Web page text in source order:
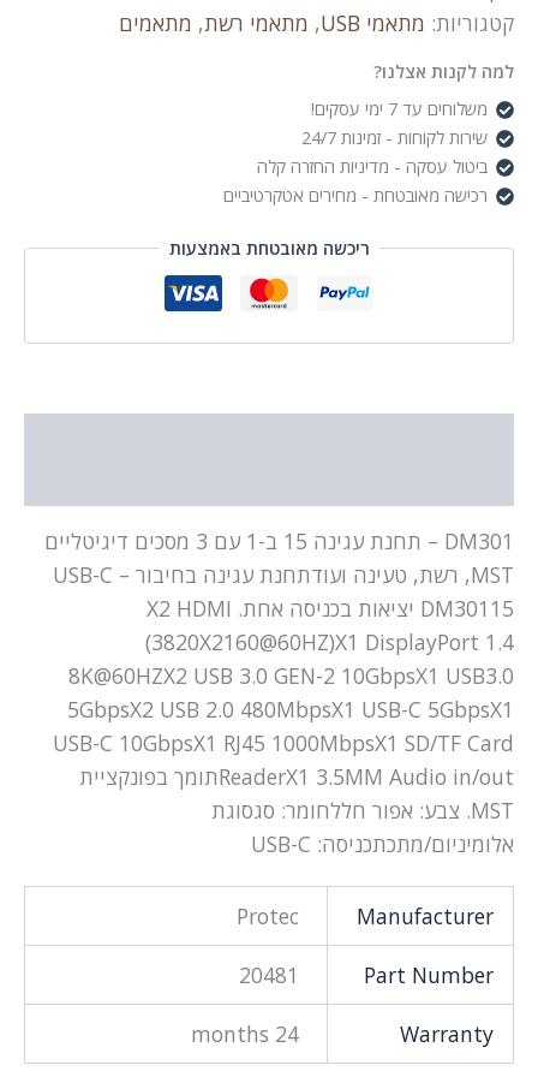
USB-
Hub
×2,
DP,
USB3
×3,
USB2
קטגוריות: מתאמי USB , מתאמי רשת, מתאמים
למה לקנות אצלנו?
משלוחים עד 7 ימי עסקים!
שירות לקוחות - זמינות 24/7
ביטול עסקה - מדיניות החזרה קלה
רכישה מאובטחת - מחירים אטקרטיביים
ריכשה מאובטחת באמצעות
DM301 – תחנת עגינה 15 ב-1 עם 3 מסכים דיגיטליים
MST, רשת, טעינה ועודתחנת עגינה בחיבור USB-C –
DM30115 יציאות בכניסה אחת. X2 HDMI
(3820X2160@60HZ)X1 DisplayPort 1.4
8K@60HZX2 USB 3.0 GEN-2 10GbpsX1 USB3.0
5GbpsX2 USB 2.0 480MbpsX1 USB-C 5GbpsX1
USB-C 10GbpsX1 RJ45 1000MbpsX1 SD/TF Card
ReaderX1 3.5MM Audio in/outתומך בפונקציית
MST. צבע: אפור חללחומר: סגסוגת
אלומיניום/מתכתכניסה: USB-C
Manufacturer
Protec
Part Number
20481
Warranty
24 months